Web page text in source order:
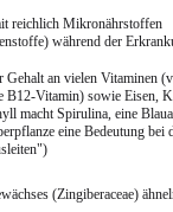
reichlich Mikronährstoffen
während der
Gehalt an vielen Vitaminen
B12-Vitamin) sowie Eisen,
macht Spirulina, eine
eine Bedeutung bei
(Zingiberaceae)